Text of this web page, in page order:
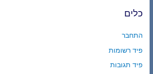
כלים
התחבר
פיד רשומות
פיד תגובות